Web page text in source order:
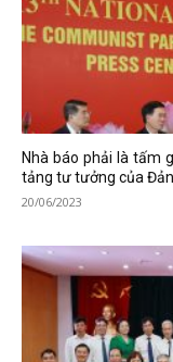
Nhà báo phải là tấm
tảng tư tưởng của
20/06/2023